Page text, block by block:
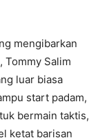
mengibarkan
Tommy Salim
luar biasa
start padam,
bermain taktis,
ketat barisan